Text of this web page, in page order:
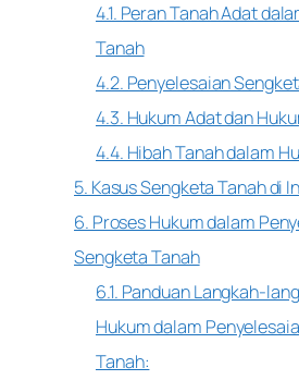
4.1. Peran Tanah Adat
Tanah
4.2. Penyelesaian
4.3. Hukum Adat dan
4.4. Hibah Tanah dalam
5. Kasus Sengketa Tanah di
6. Proses Hukum dalam
Sengketa Tanah
6.1. Panduan Langkah-
Hukum dalam
Tanah: